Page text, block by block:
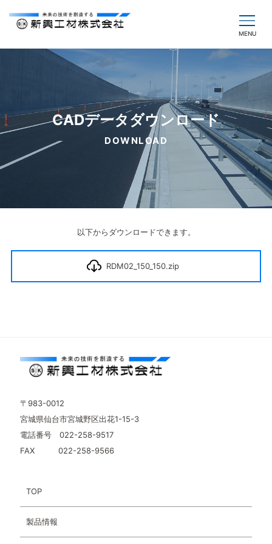
CADデータダウンロード
DOWNLOAD
以下からダウンロードできます。
RDM02_150_150.zip
〒983-0012
宮城県仙台市宮城野区出花1-15-3
電話番号 022-258-9517
FAX 022-258-9566
TOP
製品情報